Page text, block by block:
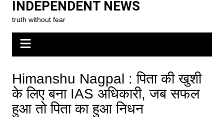
content
INDEPENDENT NEWS
truth without fear
Himanshu Nagpal : पिता की खुशी
के लिए बना IAS अधिकारी, जब सफल
हुआ तो पिता का हुआ निधन